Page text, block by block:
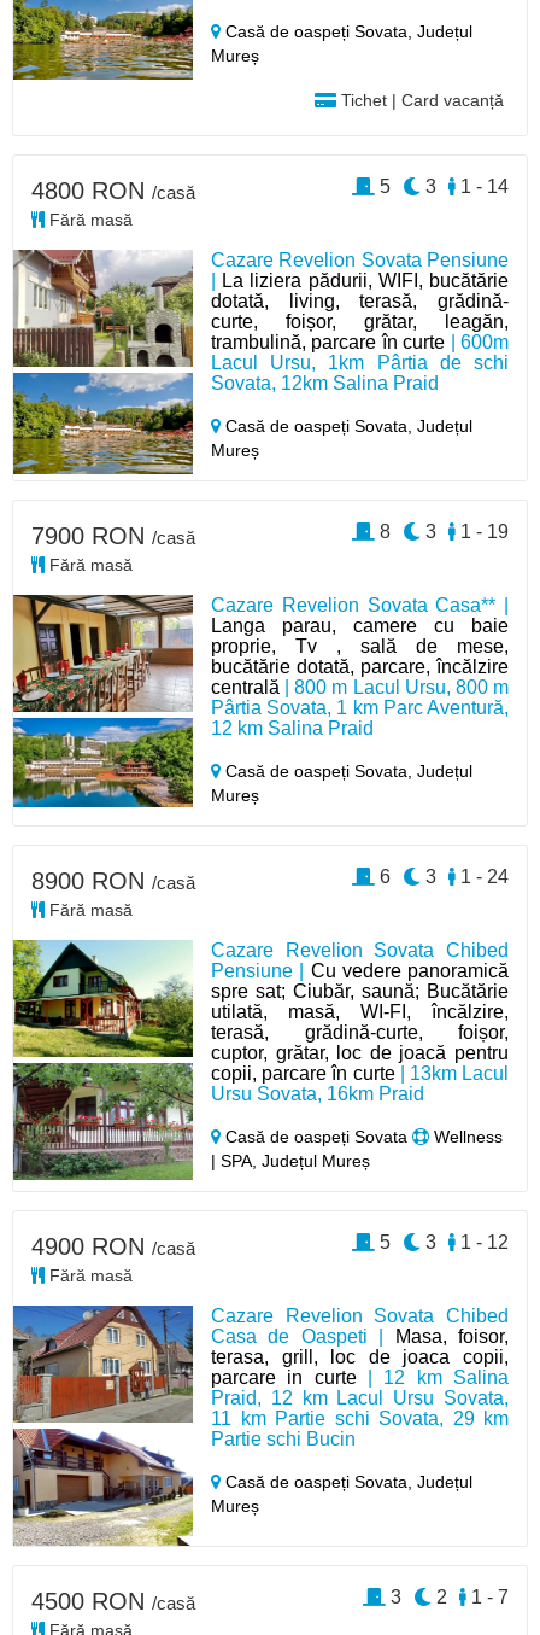
Casă de oaspeți Sovata,Județul
Mureș
Tichet | Card vacanță
Cazare Revelion Sovata Pensiune
La liziera pădurii, WIFI, bucătărie
dotată, living, terasă, grădină-
curte, foișor, grătar, leagăn,
trambulină, parcare în curte | 600m
Lacul Ursu, 1km Pârtia de schi
Sovata, 12km Salina Praid
Casă de oaspeți Sovata,Județul
Mureș
4800 RON /casă
Fără masă
1 - 14
3
5
Cazare Revelion Sovata Casa** |
Langa parau, camere cu baie
proprie, Tv , sală de mese,
bucătărie dotată, parcare, încălzire
centrală | 800 m Lacul Ursu, 800 m
Pârtia Sovata, 1 km Parc Aventură,
12 km Salina Praid
Casă de oaspeți Sovata,Județul
Mureș
7900 RON /casă
Fără masă
1 - 19
3
8
Cazare Revelion Sovata Chibed
Pensiune | Cu vedere panoramică
spre sat; Ciubăr, saună; Bucătărie
utilată, masă, WI-FI, încălzire,
terasă, grădină-curte, foișor,
cuptor, grătar, loc de joacă pentru
copii, parcare în curte| 13km Lacul
Ursu Sovata, 16km Praid
Casă de oaspeți Sovata
Wellness
| SPA, Județul Mureș
8900 RON /casă
Fără masă
1 - 24
3
6
Cazare Revelion Sovata Chibed
Casa de Oaspeti |
Masa, foisor,
terasa, grill, loc de joaca copii,
parcare in curte| 12 km Salina
Praid, 12 km Lacul Ursu Sovata,
11 km Partie schi Sovata, 29 km
Partie schi Bucin
Casă de oaspeți Sovata,Județul
Mureș
4900 RON /casă
Fără masă
1 - 12
3
5
4500 RON /casă
Fără masă
1 - 7
2
3